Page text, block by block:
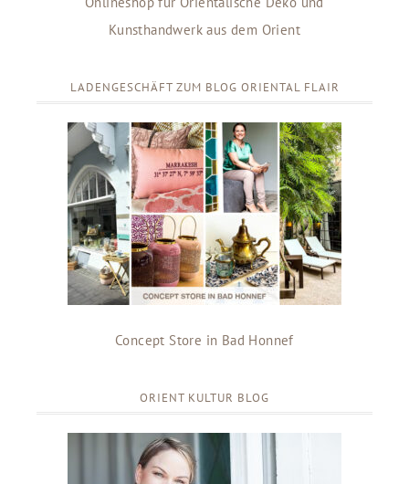
Kunsthandwerk aus dem Orient
LADENGESCHÄFT ZUM BLOG ORIENTAL FLAIR
Concept Store in Bad Honnef
ORIENT KULTUR BLOG